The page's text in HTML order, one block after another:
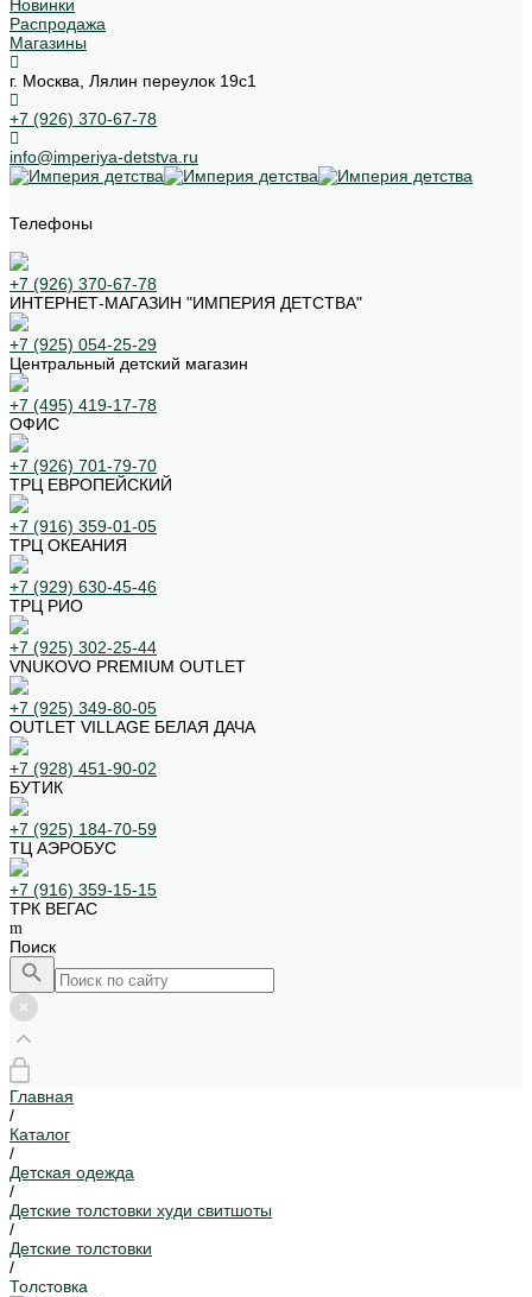
Новинки
Распродажа
Магазины
г. Москва, Лялин переулок 19с1
+7 (926) 370-67-78
info@imperiya-detstva.ru
Телефоны
+7 (926) 370-67-78
ИНТЕРНЕТ-МАГАЗИН "ИМПЕРИЯ ДЕТСТВА"
+7 (925) 054-25-29
Центральный детский магазин
+7 (495) 419-17-78
ОФИС
+7 (926) 701-79-70
ТРЦ ЕВРОПЕЙСКИЙ
+7 (916) 359-01-05
ТРЦ ОКЕАНИЯ
+7 (929) 630-45-46
ТРЦ РИО
+7 (925) 302-25-44
VNUKOVO PREMIUM OUTLET
+7 (925) 349-80-05
OUTLET VILLAGE БЕЛАЯ ДАЧА
+7 (928) 451-90-02
БУТИК
+7 (925) 184-70-59
ТЦ АЭРОБУС
+7 (916) 359-15-15
ТРК ВЕГАС
Поиск
Главная
/
Каталог
/
Детская одежда
/
Детские толстовки худи свитшоты
/
Детские толстовки
/
Толстовка